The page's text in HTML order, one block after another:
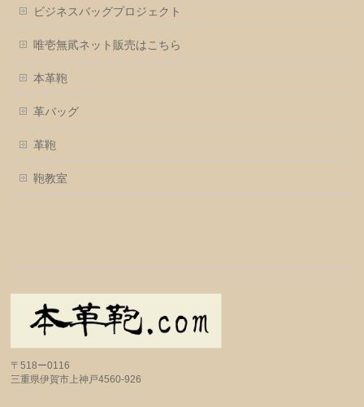
ビジネスバッグプロジェクト
唯壱無貮ネット販売はこちら
本革鞄
革バッグ
革鞄
鞄教室
〒518ー0116
三重県伊賀市上神戸4560-926